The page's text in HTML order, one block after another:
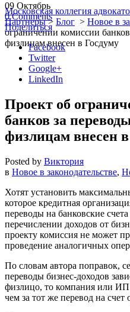
Московская коллегия
Партнеры> Блог > Новое в
ограничении комиссии
физлицам внесен в Госдуму
09 Октябрь
0 Comments
Поделиться
Facebook
Twitter
Google+
LinkedIn
Проект об
банков за
физлицам внесен
Posted by Виктория
в Новое в законодательстве,
Хотят установить
которое кредитная
переводы на банковские
перечислении доходов от
проекту комиссия не может
проведение аналогичных
По словам автора поправок,
переводы бизнес-доходов
физлицо, то компания или ИП
чем за тот же перевод на счет